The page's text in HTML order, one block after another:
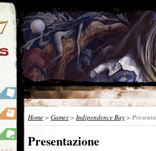
Home > Games > Indipendence Bay >
Presentazione